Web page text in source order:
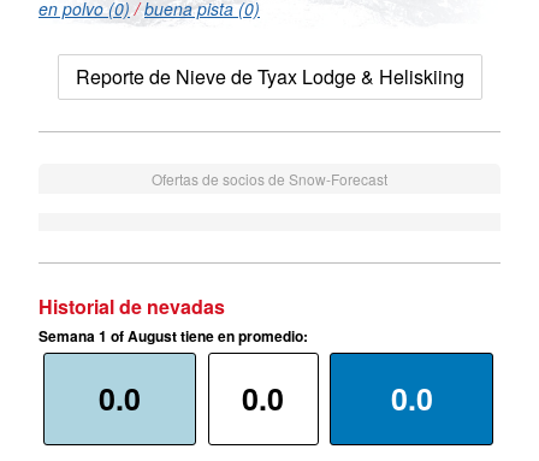
en polvo (0) /buena pista (0)
Reporte de Nieve de Tyax Lodge & Heliskiing
Ofertas de socios de Snow-Forecast
Historial de nevadas
Semana 1 of August tiene en promedio:
0.0 0.0 0.0